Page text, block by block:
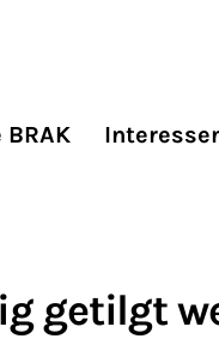
BRAK
getilgt